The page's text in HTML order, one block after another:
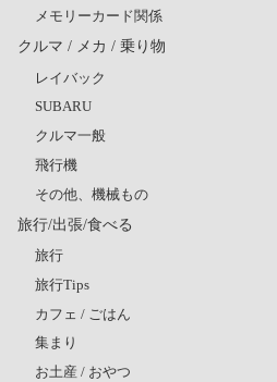
メモリーカード関係
クルマ / メカ / 乗り物
レイバック
SUBARU
クルマ一般
飛行機
その他、機械もの
旅行/出張/食べる
旅行
旅行Tips
カフェ / ごはん
集まり
お土産 / おやつ